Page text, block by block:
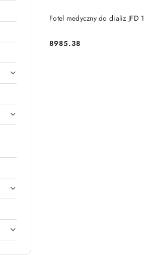
Fotel medyczny do dializ JFD 1
Cena:
8985.38
DO KOSZYKA